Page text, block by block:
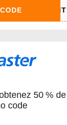
50 % de
code